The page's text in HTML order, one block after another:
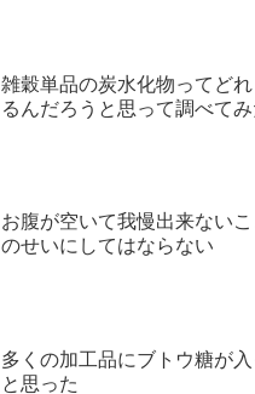
雑穀単品の炭水化物ってど
るんだろうと思って調べてみ
お腹が空いて我慢出来ない
のせいにしてはならない
多くの加工品にブトウ糖が
と思った